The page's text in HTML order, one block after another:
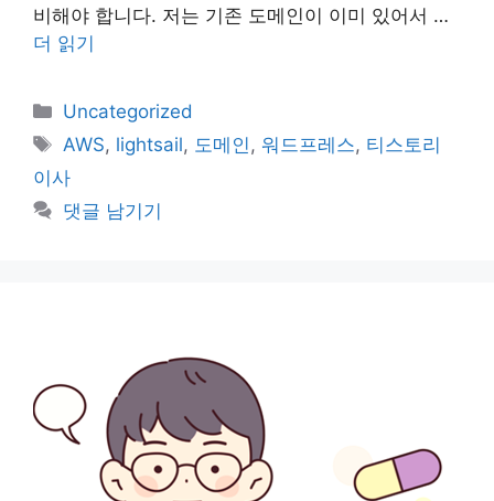
비해야 합니다. 저는 기존 도메인이 이미 있어서 …
더 읽기
카
테
리
Uncategorized
태
그
AWS, lightsail, 도메인 , 워드프레스, 티스토리
이사
댓글 남기기